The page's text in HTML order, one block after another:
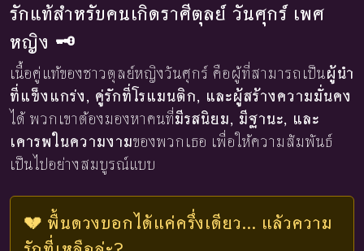
รักแท้สำหรับคนเกิดราศีตุลย์ วันศุกร์ เพศ
หญิง 🗝️
เนื้อคู่แท้ของชาวตุลย์หญิงวันศุกร์ คือผู้ที่สามารถเป็นผู้นำ
ที่แข็งแกร่ง, คู่รักที่โรแมนติก, และผู้สร้างความมั่นคง
ได้ พวกเขาต้องมองหาคนที่มีรสนิยม, มีฐานะ, และ
เคารพในความงามของพวกเธอ เพื่อให้ความสัมพันธ์
เป็นไปอย่างสมบูรณ์แบบ
💔 พื้นดวงบอกได้แค่ครึ่งเดียว... แล้วความ